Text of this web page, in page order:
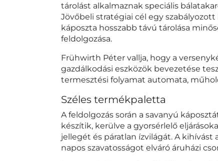
tárolást alkalmaznak speciális
Jövőbeli stratégiai cél egy
káposzta hosszabb távú tárolása
feldolgozása.
Frühwirth Péter vallja, hogy a
gazdálkodási eszközök bevezetése
termesztési folyamat automata,
Széles termékpaletta
A feldolgozás során a savanyú
készítik, kerülve a gyorsérlelő
jellegét és páratlan ízvilágát. A
napos szavatosságot elváró áruházi